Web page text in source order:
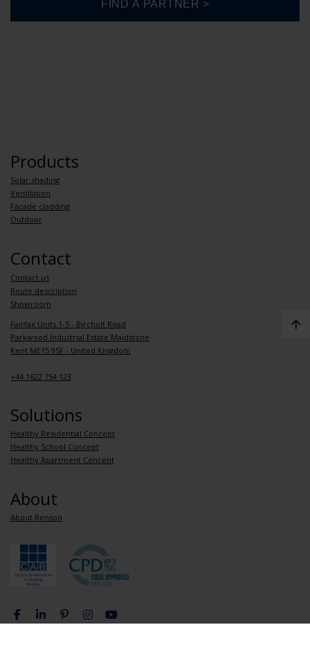
Products
Solar shading
Ventilation
Facade cladding
Outdoor
Contact
Contact us
Route description
Showroom
Fairfax Units 1-5 - Bircholt Road
Parkwood Industrial Estate Maidstone
Kent ME15 9SF - United Kingdom
+44 1622 754 123
Solutions
Healthy Residential Concept
Healthy School Concept
Healthy Apartment Concept
About
About Renson